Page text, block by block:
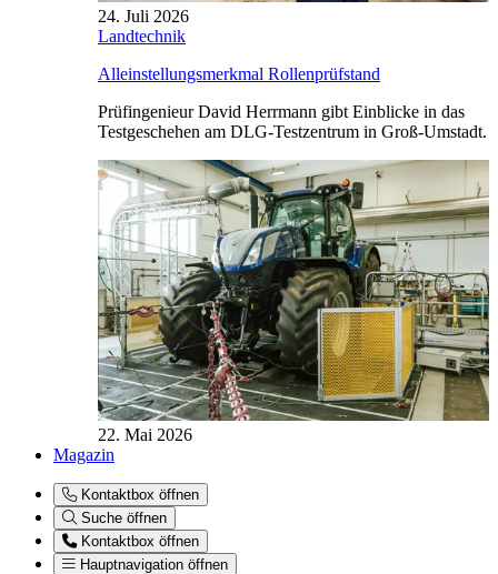
24. Juli 2026
Landtechnik
Alleinstellungsmerkmal Rollenprüfstand
Prüfingenieur David Herrmann gibt Einblicke in das
Testgeschehen am DLG-Testzentrum in Groß-Umstadt.
22. Mai 2026
Magazin
Kontaktbox öffnen
Suche öffnen
Kontaktbox öffnen
Hauptnavigation öffnen